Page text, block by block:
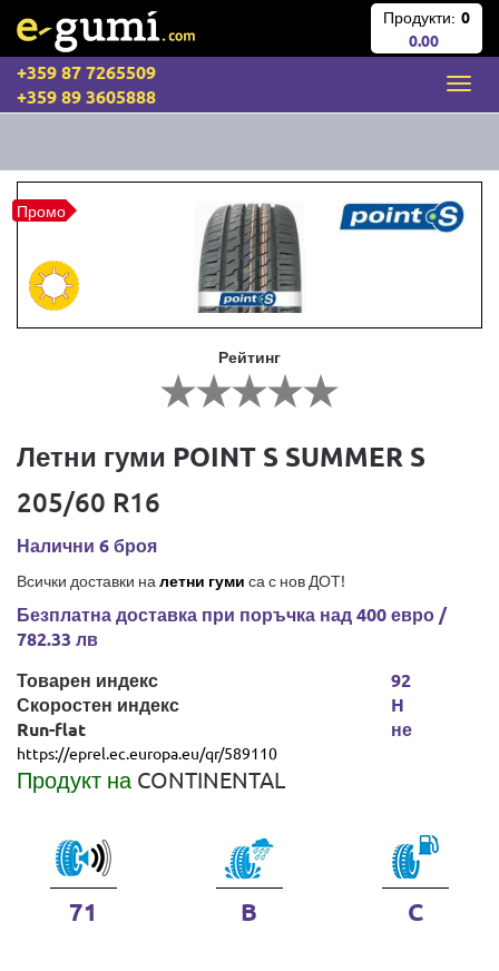
Продукти: 0
0.00
+359 87 7265509
+359 89 3605888
Промо
Рейтинг
Летни гуми POINT S SUMMER S
205/60 R16
Налични 6 броя
Всички доставки на летни гуми са с нов ДОТ!
Безплатна доставка при поръчка над 400 евро /
782.33 лв
Товарен индекс
Скоростен индекс
Run-flat
92
H
не
https://eprel.ec.europa.eu/qr/589110
Продукт на CONTINENTAL
71 B C